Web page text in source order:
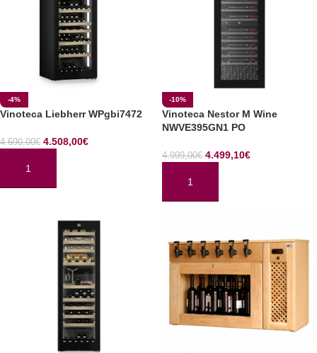
-4%
Vinoteca Liebherr WPgbi7472
4.690,00€ 4.508,00€
AÑADIR AL CARRITO
-10%
Vinoteca Nestor M Wine
NWVE395GN1 PO
4.999,00€ 4.499,10€
AÑADIR AL CARRITO